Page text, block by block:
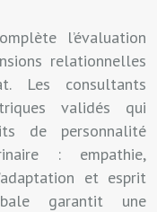
l’évaluation
relationnelles
Les consultants
validés qui
de personnalité
: empathie,
et esprit
garantit une